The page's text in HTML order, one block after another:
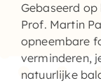
Gebaseerd
Prof. Martin
opneembare
verminderen,
natuurlijke